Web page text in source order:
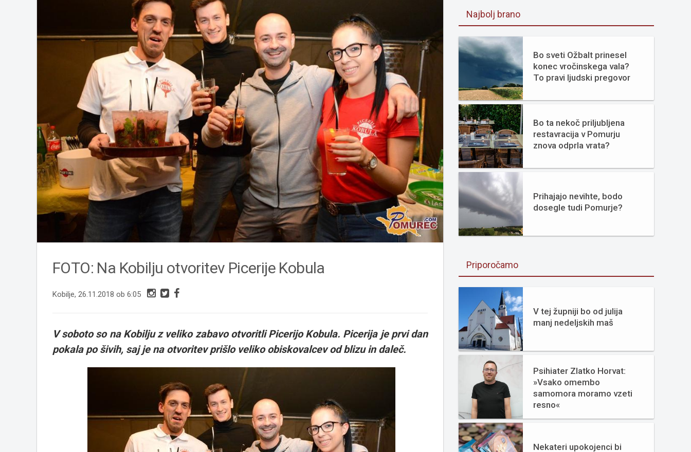
FOTO: Na Kobilju otvoritev Picerije Kobula
Kobilje, 26.11.2018 ob 6:05
V soboto so na Kobilju z veliko zabavo otvoritli Picerijo Kobula. Picerija je prvi dan
pokala po šivih, saj je na otvoritev prišlo veliko obiskovalcev od blizu in daleč.
Najbolj brano
Bo sveti Ožbalt prinesel
konec vročinskega vala?
To pravi ljudski pregovor
Bo ta nekoč priljubljena
restavracija v Pomurju
znova odprla vrata?
Prihajajo nevihte, bodo
dosegle tudi Pomurje?
Priporočamo
V tej župniji bo od julija
manj nedeljskih maš
Psihiater Zlatko Horvat:
»Vsako omembo
samomora moramo vzeti
resno«
Nekateri upokojenci bi